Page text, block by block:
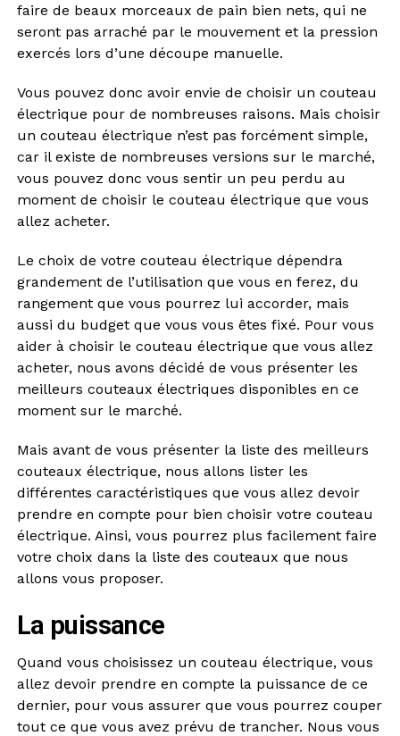
faire de beaux morceaux de pain bien nets, qui ne
seront pas arraché par le mouvement et la pression
exercés lors d’une découpe manuelle.
Vous pouvez donc avoir envie de choisir un couteau
électrique pour de nombreuses raisons. Mais choisir
un couteau électrique n’est pas forcément simple,
car il existe de nombreuses versions sur le marché,
vous pouvez donc vous sentir un peu perdu au
moment de choisir le couteau électrique que vous
allez acheter.
Le choix de votre couteau électrique dépendra
grandement de l’utilisation que vous en ferez, du
rangement que vous pourrez lui accorder, mais
aussi du budget que vous vous êtes fixé. Pour vous
aider à choisir le couteau électrique que vous allez
acheter, nous avons décidé de vous présenter les
meilleurs couteaux électriques disponibles en ce
moment sur le marché.
Mais avant de vous présenter la liste des meilleurs
couteaux électrique, nous allons lister les
différentes caractéristiques que vous allez devoir
prendre en compte pour bien choisir votre couteau
électrique. Ainsi, vous pourrez plus facilement faire
votre choix dans la liste des couteaux que nous
allons vous proposer.
La puissance
Quand vous choisissez un couteau électrique, vous
allez devoir prendre en compte la puissance de ce
dernier, pour vous assurer que vous pourrez couper
tout ce que vous avez prévu de trancher. Nous vous